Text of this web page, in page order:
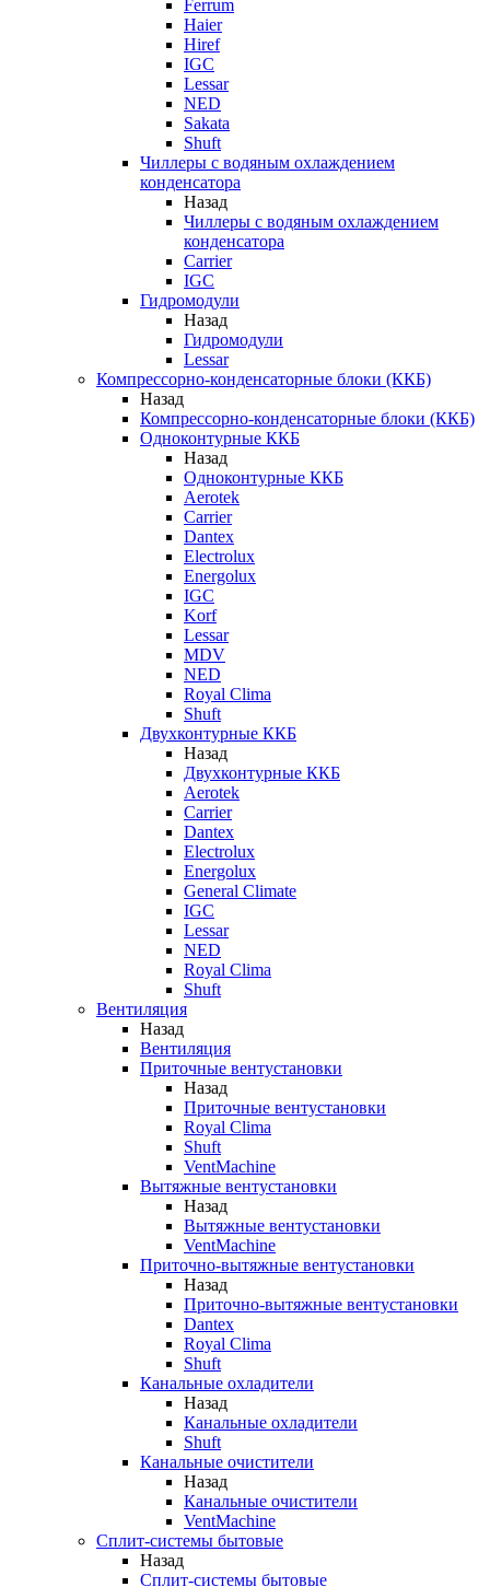
Ferrum
Haier
Hiref
IGC
Lessar
NED
Sakata
Shuft
Чиллеры с водяным охлаждением
конденсатора
Назад
Чиллеры с водяным охлаждением
конденсатора
Carrier
IGC
Гидромодули
Назад
Гидромодули
Lessar
Компрессорно-конденсаторные блоки (ККБ)
Назад
Компрессорно-конденсаторные блоки (ККБ)
Одноконтурные ККБ
Назад
Одноконтурные ККБ
Aerotek
Carrier
Dantex
Electrolux
Energolux
IGC
Korf
Lessar
MDV
NED
Royal Clima
Shuft
Двухконтурные ККБ
Назад
Двухконтурные ККБ
Aerotek
Carrier
Dantex
Electrolux
Energolux
General Climate
IGC
Lessar
NED
Royal Clima
Shuft
Вентиляция
Назад
Вентиляция
Приточные вентустановки
Назад
Приточные вентустановки
Royal Clima
Shuft
VentMachine
Вытяжные вентустановки
Назад
Вытяжные вентустановки
VentMachine
Приточно-вытяжные вентустановки
Назад
Приточно-вытяжные вентустановки
Dantex
Royal Clima
Shuft
Канальные охладители
Назад
Канальные охладители
Shuft
Канальные очистители
Назад
Канальные очистители
VentMachine
Сплит-системы бытовые
Назад
Сплит-системы бытовые